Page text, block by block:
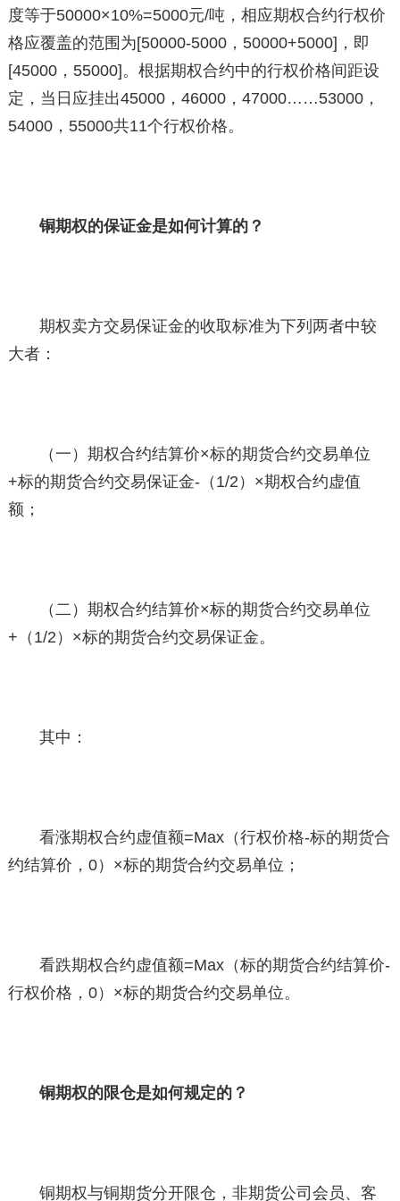
度等于50000×10%=5000元/吨，相应期权合约行权价
格应覆盖的范围为[50000-5000，50000+5000]，即
[45000，55000]。根据期权合约中的行权价格间距设
定，当日应挂出45000，46000，47000……53000，
54000，55000共11个行权价格。
铜期权的保证金是如何计算的？
期权卖方交易保证金的收取标准为下列两者中较
大者：
（一）期权合约结算价×标的期货合约交易单位
+标的期货合约交易保证金-（1/2）×期权合约虚值
额；
（二）期权合约结算价×标的期货合约交易单位
+（1/2）×标的期货合约交易保证金。
其中：
看涨期权合约虚值额=Max（行权价格-标的期货合
约结算价，0）×标的期货合约交易单位；
看跌期权合约虚值额=Max（标的期货合约结算价-
行权价格，0）×标的期货合约交易单位。
铜期权的限仓是如何规定的？
铜期权与铜期货分开限仓，非期货公司会员、客